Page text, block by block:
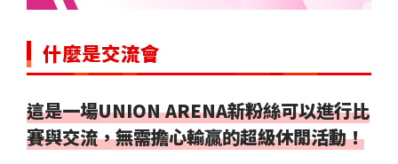
什麼是交流會
這是一場UNION ARENA新粉絲可以進行比
賽與交流，無需擔心輸贏的超級休閒活動！